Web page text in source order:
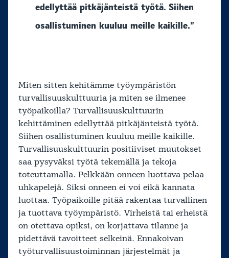
edellyttää pitkäjänteistä työtä. Siihen
osallistuminen kuuluu meille kaikille.”
Miten sitten kehitämme työympäristön
turvallisuuskulttuuria ja miten se ilmenee
työpaikoilla? Turvallisuuskulttuurin
kehittäminen edellyttää pitkäjänteistä työtä.
Siihen osallistuminen kuuluu meille kaikille.
Turvallisuuskulttuurin positiiviset muutokset
saa pysyväksi työtä tekemällä ja tekoja
toteuttamalla. Pelkkään onneen luottava pelaa
uhkapelejä. Siksi onneen ei voi eikä kannata
luottaa. Työpaikoille pitää rakentaa turvallinen
ja tuottava työympäristö. Virheistä tai erheistä
on otettava opiksi, on korjattava tilanne ja
pidettävä tavoitteet selkeinä. Ennakoivan
työturvallisuustoiminnan järjestelmät ja